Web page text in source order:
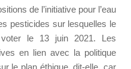
de l’initiative pour l’eau
pesticides sur lesquelles le
le 13 juin 2021. Les
en lien avec la politique
le plan éthique, dit-elle, car